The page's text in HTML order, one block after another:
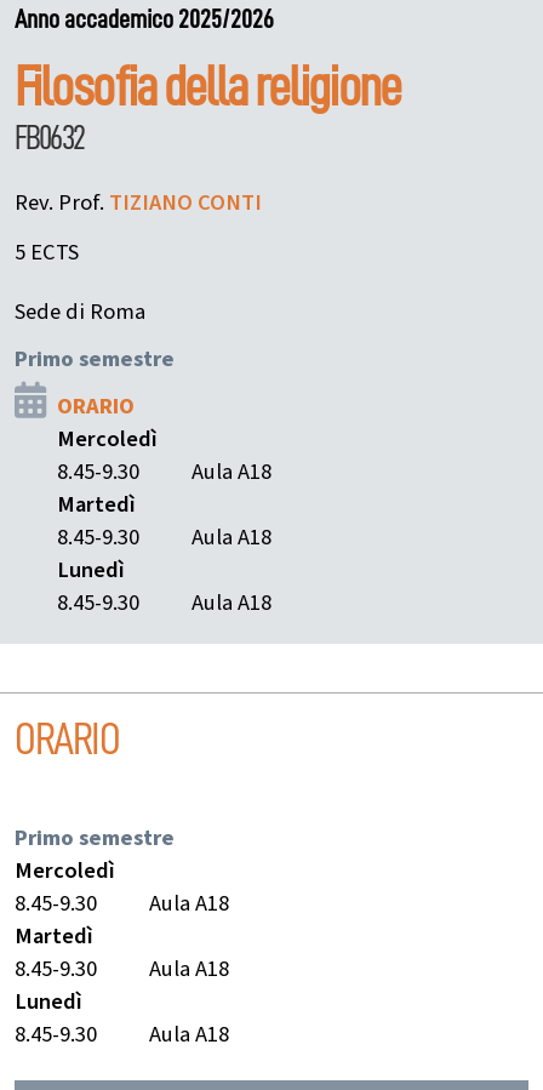
Anno accademico 2025/2026
Filosofia della religione
FB0632
Rev. Prof. TIZIANO CONTI
5 ECTS
Sede di Roma
Primo semestre
ORARIO
Mercoledì
8.45-9.30
Aula A18
Martedì
8.45-9.30
Aula A18
Lunedì
8.45-9.30
Aula A18
ORARIO
Primo semestre
Mercoledì
8.45-9.30
Aula A18
Martedì
8.45-9.30
Aula A18
Lunedì
8.45-9.30
Aula A18